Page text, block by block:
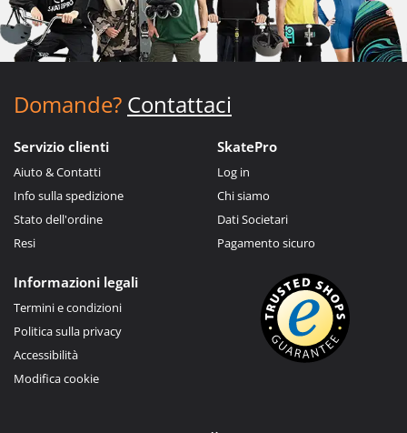
Domande? Contattaci
Servizio clienti
Aiuto & Contatti
Info sulla spedizione
Stato dell'ordine
Resi
SkatePro
Log in
Chi siamo
Dati Societari
Pagamento sicuro
Informazioni legali
Termini e condizioni
Politica sulla privacy
Accessibilità
Modifica cookie